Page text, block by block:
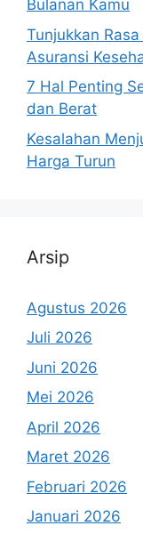
Bulanan Kamu
Tunjukkan
Asuransi
7 Hal Penting
dan Berat
Kesalahan
Harga Turun
Arsip
Agustus 2026
Juli 2026
Juni 2026
Mei 2026
April 2026
Maret 2026
Februari 2026
Januari 2026